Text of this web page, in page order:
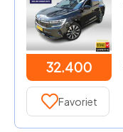
32.400
Favoriet